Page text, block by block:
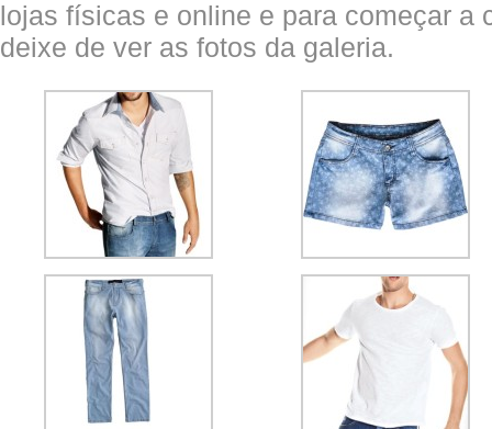
lojas físicas e online e para começar a
deixe de ver as fotos da galeria.